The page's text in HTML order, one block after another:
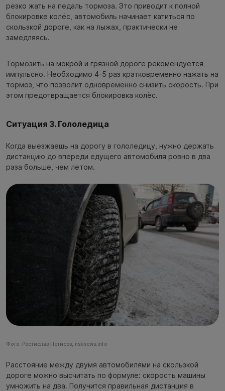
резко жать на педаль тормоза. Это приводит к полной
блокировке колёс, автомобиль начинает катиться по
скользкой дороге, как на лыжах, практически не
замедляясь.
Тормозить на мокрой и грязной дороге рекомендуется
импульсно. Необходимо 4-5 раз кратковременно нажать на
тормоз, что позволит одновременно снизить скорость. При
этом предотвращается блокировка колёс.
Ситуация 3. Гололедица
Когда выезжаешь на дорогу в гололедицу, нужно держать
дистанцию до впереди едущего автомобиля ровно в два
раза больше, чем летом.
Фото: Ростислав Нетисов, nsknews.info
Расстояние между двумя автомобилями на скользкой
дороге можно высчитать по формуле: скорость машины
умножить на два. Получится правильная дистанция в